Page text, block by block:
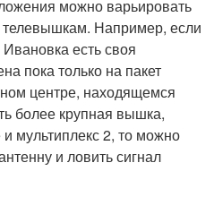
можно варьировать
телевышкам. Например, если
есть своя
пока только на пакет
центре, находящемся
более крупная вышка,
мультиплекс 2, то можно
и ловить сигнал